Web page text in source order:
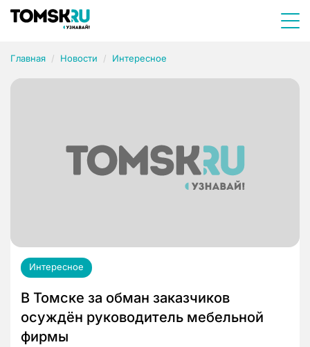
Главная Новости Интересное
Интересное
В Томске за обман заказчиков
осуждён руководитель мебельной
фирмы